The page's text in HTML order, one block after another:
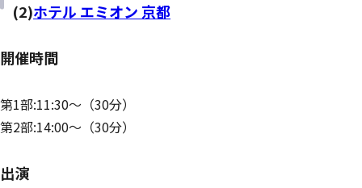
(2)ホテル エミオン 京都
開催時間
第1部:11:30～（30分）
第2部:14:00～（30分）
出演